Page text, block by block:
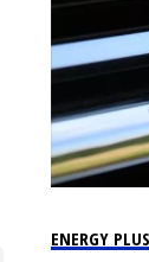
ENERGY PLUS